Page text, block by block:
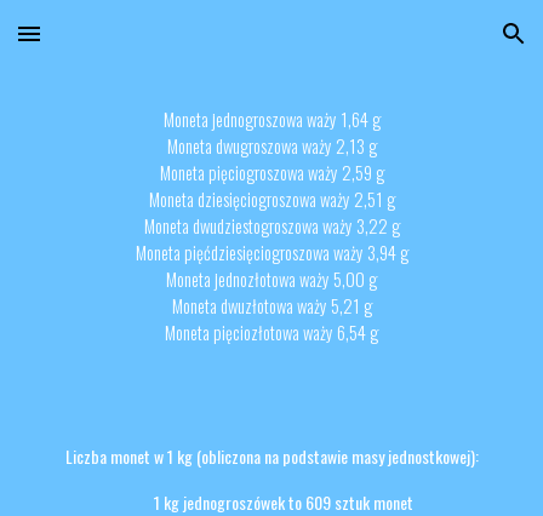
Skip to main content Skip to navigation
Moneta jednogroszowaważy 1,64 g
Moneta dwugroszowaważy 2,13 g
Moneta pięciogroszowaważy 2,59 g
Moneta dziesięciogroszowa waży 2,51 g
Moneta dwudziestogroszowa waży 3,22 g
Moneta pięćdziesięciogroszowa waży 3,94 g
Moneta jednozłotowaważy 5,00 g
Moneta dwuzłotowaważy 5,21 g
Moneta pięciozłotowaważy 6,54 g
Liczba monet w 1 kg (obliczona na podstawie masy jednostkowej):
1 kg jednogroszówek to 609 sztuk monet